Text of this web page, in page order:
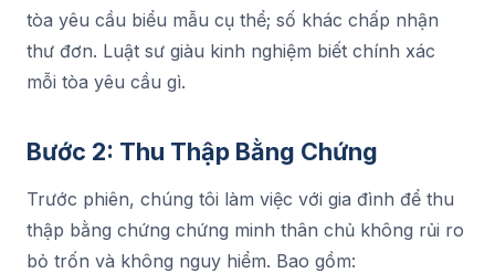
tòa yêu cầu biểu mẫu cụ thể; số khác chấp nhận
thư đơn. Luật sư giàu kinh nghiệm biết chính xác
mỗi tòa yêu cầu gì.
Bước 2: Thu Thập Bằng Chứng
Trước phiên, chúng tôi làm việc với gia đình để thu
thập bằng chứng chứng minh thân chủ không rủi ro
bỏ trốn và không nguy hiểm. Bao gồm: